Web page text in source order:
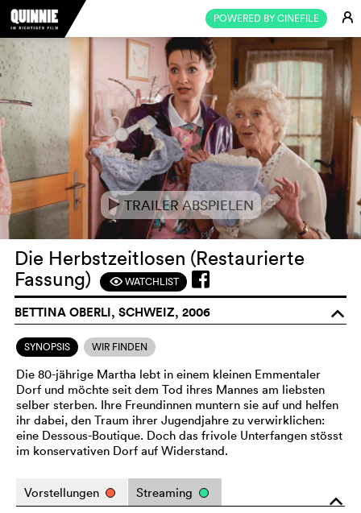
POWERED BY CINEFILE E
eTRAILER ABSPIELEN
Die Herbstzeitlosen (Restaurierte
Fassung)
FWATCHLIST
BETTINA OBERLI, SCHWEIZ, 2006 o
SYNOPSIS WIR FINDEN
Die 80-jährige Martha lebt in einem kleinen Emmentaler
Dorf und möchte seit dem Tod ihres Mannes am liebsten
selber sterben. Ihre Freundinnen muntern sie auf und helfen
ihr dabei, den Traum ihrer Jugendjahre zu verwirklichen:
eine Dessous-Boutique. Doch das frivole Unterfangen stösst
im konservativen Dorf auf Widerstand.
o
Vorstellungen Streaming